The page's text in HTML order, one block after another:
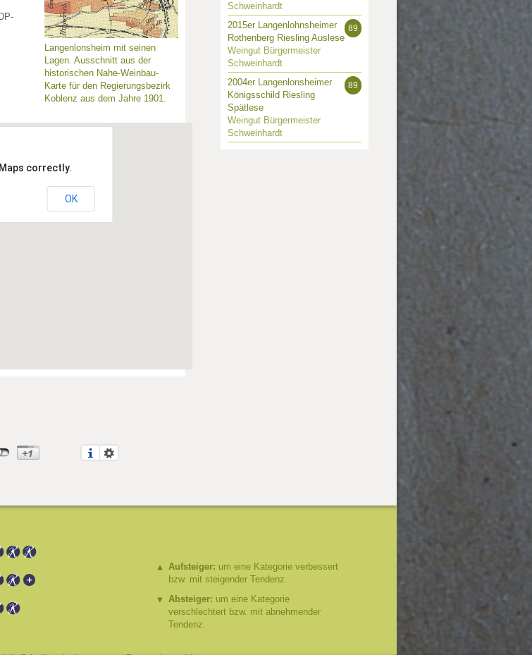
Langenlonsheim mit seinen
Lagen. Ausschnitt aus der
historischen Nahe-Weinbau-
Karte für den Regierungsbezirk
Koblenz aus dem Jahre 1901.
correctly.
OK
Schweinhardt
89
2015er Langenlohnsheimer
Rothenberg Riesling Auslese
Weingut Bürgermeister
Schweinhardt
89
2004er Langenlonsheimer
Königsschild Riesling
Spätlese
Weingut Bürgermeister
Schweinhardt
Aufsteiger: um eine Kategorie verbessert
bzw. mit steigender Tendenz.
Absteiger: um eine Kategorie
verschlechtert bzw. mit abnehmender
Tendenz.